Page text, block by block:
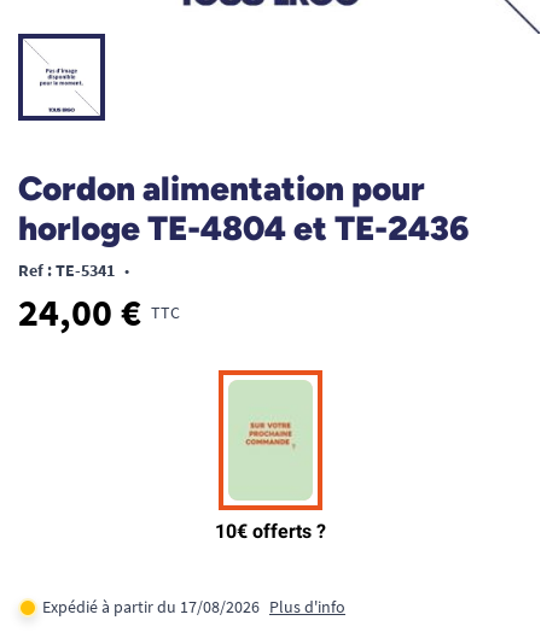
Cordon alimentation pour
horloge TE-4804 et TE-2436
Ref : TE-5341 •
24,00 € TTC
Expédié à partir du 17/08/2026 Plus d'info